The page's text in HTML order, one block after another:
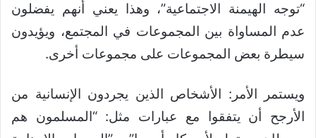
“توجه الهيمنة الاجتماعية”، وهذا يعني أنهم يفضلون
عدم المساواة بين المجموعات في المجتمع، ويؤيدون
سيطرة بعض المجموعات على مجموعات أخرى.
ويستمر الأمر: الأشخاص الذين يجردون الإنسانية من
الأرجح أن يتفقوا مع عبارات مثل: “المسلمون هم